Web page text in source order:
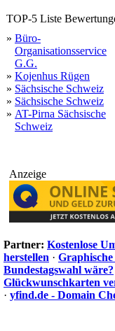
TOP-5 Liste
» Büro-
Organisationsservice
G.G.
» Kojenhus Rügen
» Sächsische Schweiz
» Sächsische Schweiz
» AT-Pirna Sächsische
Schweiz
Anzeige
Partner: Kostenlose
herstellen ·
Bundestagswahl wäre?
Glückwunschkarten
· yfind.de - Domain